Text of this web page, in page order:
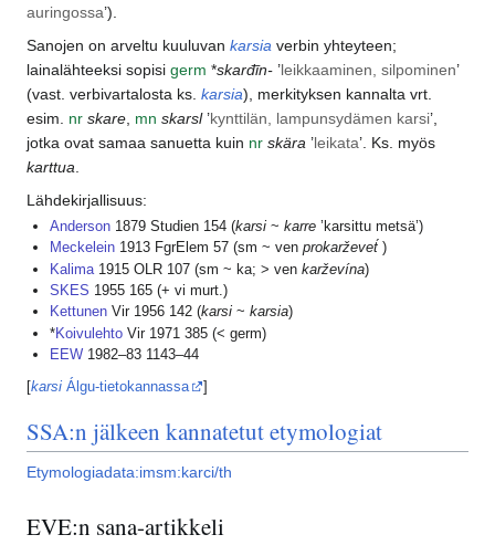
auringossa’).
Sanojen on arveltu kuuluvan karsia verbin yhteyteen;
lainalähteeksi sopisi germ *skarđīn- ’leikkaaminen, silpominen’
(vast. verbivartalosta ks. karsia), merkityksen kannalta vrt.
esim. nr skare mn skarsl’kynttilän, lampunsydämen karsi’,
jotka ovat samaa sanuetta kuin nr skära ’leikata’. Ks. myös
karttua
Lähdekirjallisuus:
Anderson1879 Studien 154 (karsi~ karre’karsittu metsä’)
Meckelein1913 FgrElem 57 (sm ~ ven prokarževet́)
Kalima1915 OLR 107 (sm ~ ka; > ven karževína)
SKES 1955 165 (+ vi murt.)
KettunenVir 1956 142 (karsi~ karsia)
*KoivulehtoVir 1971 385 (< germ)
EEW1982–83 1143–44
[karsi Álgu-tietokannassa ]
SSA:n jälkeen kannatetut etymologiat
Etymologiadata:imsm:karci/th
EVE:n sana-artikkeli